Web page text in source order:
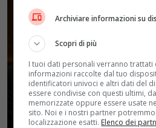
Archiviare informazioni su
Scopri di più
I tuoi dati personali verranno trattati
informazioni raccolte dal tuo
identificatori univoci e altri dati del
essere condivise con questi ultimi,
memorizzate oppure essere usate
sito. Noi e i nostri partner
localizzazione esatti. Elenco dei